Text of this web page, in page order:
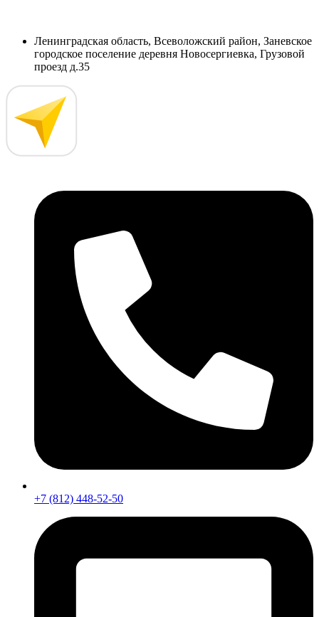
Ленинградская область, Всеволожский район, Заневское
городское поселение деревня Новосергиевка, Грузовой
проезд д.35
+7 (812) 448-52-50